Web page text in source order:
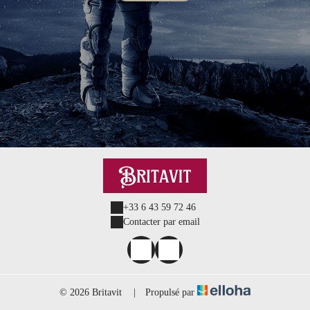
+33 6 43 59 72 46
Contacter par email
© 2026 Britavit Propulsé par